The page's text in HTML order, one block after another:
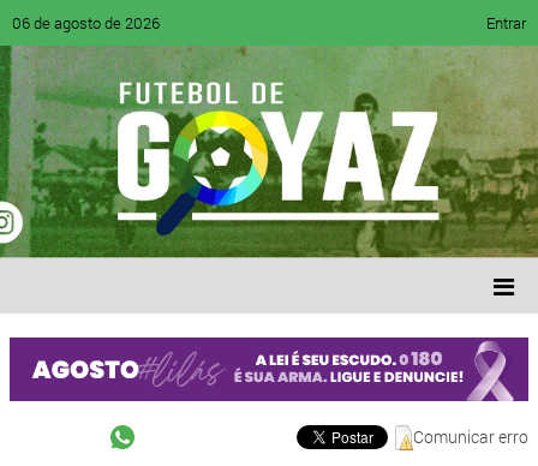
06 de agosto de 2026 Entrar
Comunicar erro